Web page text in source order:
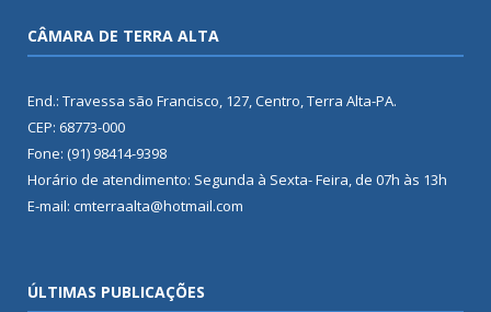
CÂMARA DE TERRA ALTA
End.: Travessa são Francisco, 127, Centro, Terra Alta-PA.
CEP: 68773-000
Fone: (91) 98414-9398
Horário de atendimento: Segunda à Sexta- Feira, de 07h às 13h
E-mail: cmterraalta@hotmail.com
ÚLTIMAS PUBLICAÇÕES